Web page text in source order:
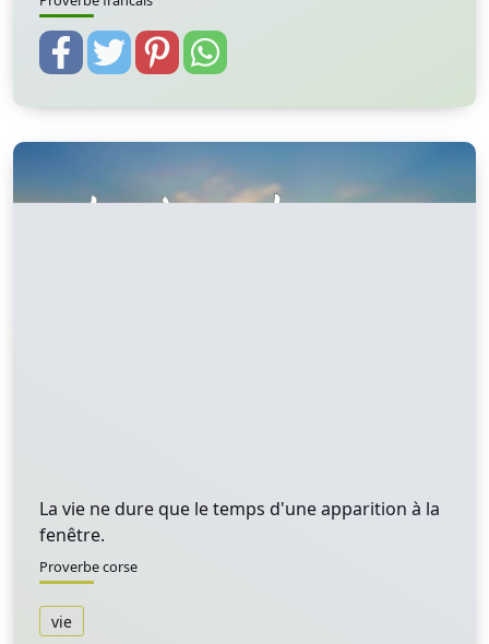
La vie ne dure que le temps d'une apparition à la
fenêtre.
Proverbe corse
vie